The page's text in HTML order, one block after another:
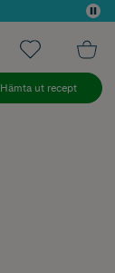
Hämta ut recept